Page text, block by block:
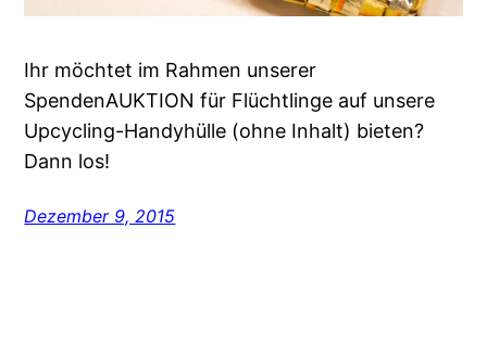
Ihr möchtet im Rahmen unserer
SpendenAUKTION für Flüchtlinge auf unsere
Upcycling-Handyhülle (ohne Inhalt) bieten?
Dann los!
Dezember 9, 2015